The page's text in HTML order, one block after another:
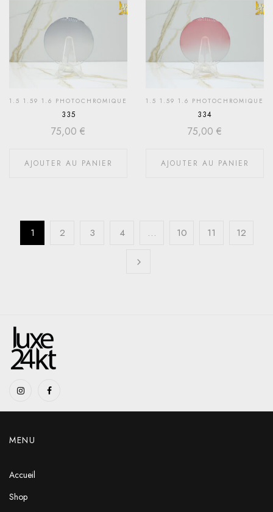
1.5 1.59 1.6 PHOTOCHROMIQUE
335
75,00 €
AJOUTER AU PANIER
1.5 1.59 1.6 PHOTOCHROMIQUE
334
75,00 €
AJOUTER AU PANIER
1 2 3 4 … 10 11 12
MENU
Accueil
Shop